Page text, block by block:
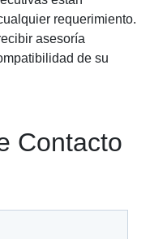
requerimiento.
asesoría
de su
Contacto